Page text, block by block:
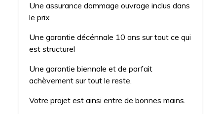
Une assurance dommage ouvrage inclus dans
le prix
Une garantie décénnale 10 ans sur tout ce qui
est structurel
Une garantie biennale et de parfait
achèvement sur tout le reste.
Votre projet est ainsi entre de bonnes mains.